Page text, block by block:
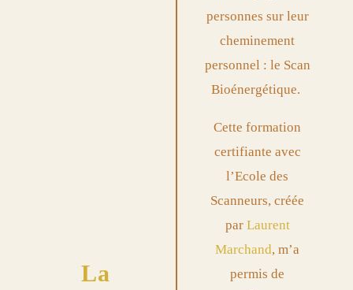
La
personnes sur leur
cheminement
personnel : le Scan
Bioénergétique.
Cette formation
certifiante avec
l’Ecole des
Scanneurs, créée
par Laurent
Marchand, m’a
permis de